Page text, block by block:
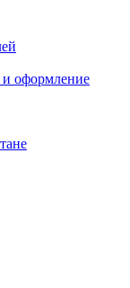
оформление